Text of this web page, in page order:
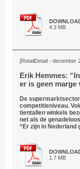
4.3 MB
[RetailDetail - december
Erik Hemmes:
er is geen marge
De
competitieniveau.
tientallen winkels
net als de
“Er zijn in Nederland
1.7 MB